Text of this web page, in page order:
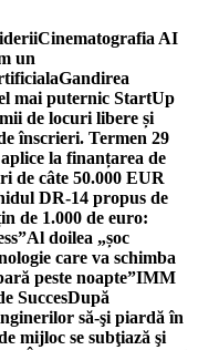
Cinematografia AI
un
Gandirea
mai puternic StartUp
de locuri libere și
înscrieri. Termen 29
la finanțarea de
de câte 50.000 EUR
DR-14 propus de
de 1.000 de euro:
Al doilea „șoc
care va schimba
peste noapte”IMM
SuccesDupă
să-şi piardă în
mijloc se subţiază şi